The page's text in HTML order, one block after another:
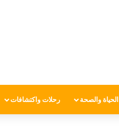
الحياة والصحة رحلات واكتشافات